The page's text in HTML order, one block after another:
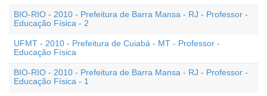
BIO-RIO - 2010 - Prefeitura de Barra Mansa - RJ - Professor -
Educação Física - 2
UFMT - 2010 - Prefeitura de Cuiabá - MT - Professor -
Educação Física
BIO-RIO - 2010 - Prefeitura de Barra Mansa - RJ - Professor -
Educação Física - 1